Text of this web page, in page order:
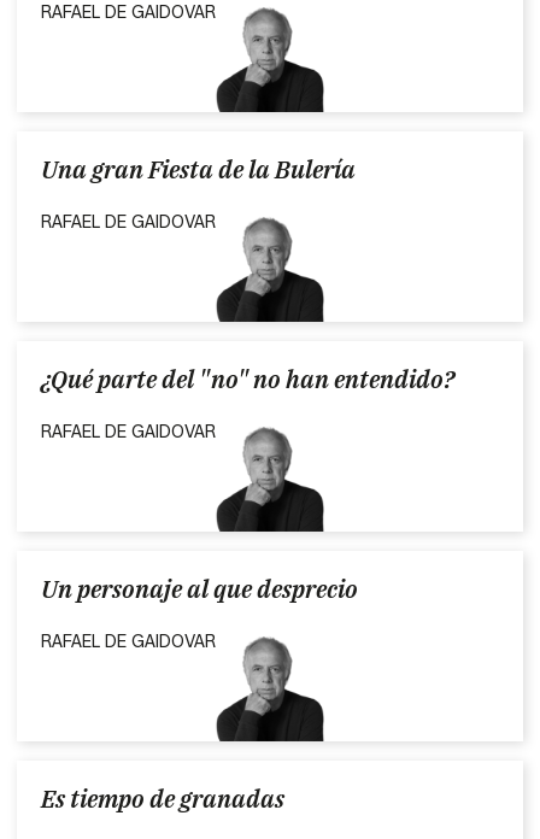
RAFAEL DE GAIDOVAR
Una gran Fiesta de la Bulería
RAFAEL DE GAIDOVAR
¿Qué parte del "no" no han entendido?
RAFAEL DE GAIDOVAR
Un personaje al que desprecio
RAFAEL DE GAIDOVAR
Es tiempo de granadas